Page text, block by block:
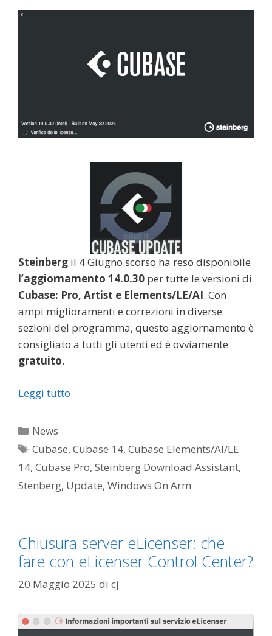
Steinberg il 4 Giugno scorso ha reso disponibile
l’aggiornamento 14.0.30 per tutte le versioni di
Cubase: Pro, Artist e Elements/LE/AI. Con
ampi miglioramenti e correzioni in diverse
sezioni del programma, questo aggiornamento è
consigliato a tutti gli utenti ed è ovviamente
gratuito.
Leggi tutto
Categorie
News
Tag
Cubase,Cubase 14,Cubase Elements/AI/LE
14, Cubase Pro, Steinberg Download Assistant,
Stenberg, Update, Windows On Arm
Chiusura server eLicenser: che
fare con eLicenser Control Center?
20 Maggio 2025 di cj